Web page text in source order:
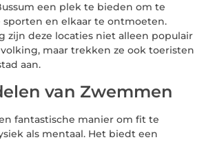
een plek te bieden om te
en elkaar te ontmoeten.
zijn deze locaties niet alleen populair
maar trekken ze ook toeristen
aan.
van Zwemmen
fantastische manier om fit te
als mentaal. Het biedt een